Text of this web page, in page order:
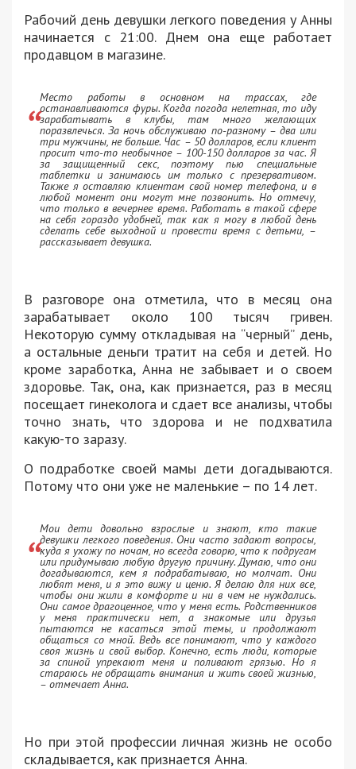
Рабочий день девушки легкого поведения у Анны
начинается с 21:00. Днем она еще работает
продавцом в магазине.
Место работы в основном на трассах, где
останавливаются фуры. Когда погода нелетная, то иду
зарабатывать в клубы, там много желающих
поразвлечься. За ночь обслуживаю по-разному – два или
три мужчины, не больше. Час – 50 долларов, если клиент
просит что-то необычное – 100-150 долларов за час. Я
за защищенный секс, поэтому пью специальные
таблетки и занимаюсь им только с презервативом.
Также я оставляю клиентам свой номер телефона, и в
любой момент они могут мне позвонить. Но отмечу,
что только в вечернее время. Работать в такой сфере
на себя гораздо удобней, так как я могу в любой день
сделать себе выходной и провести время с детьми, –
рассказывает девушка.
В разговоре она отметила, что в месяц она
зарабатывает около 100 тысяч гривен.
Некоторую сумму откладывая на “черный” день,
а остальные деньги тратит на себя и детей. Но
кроме заработка, Анна не забывает и о своем
здоровье. Так, она, как признается, раз в месяц
посещает гинеколога и сдает все анализы, чтобы
точно знать, что здорова и не подхватила
какую-то заразу.
О подработке своей мамы дети догадываются.
Потому что они уже не маленькие – по 14 лет.
Мои дети довольно взрослые и знают, кто такие
девушки легкого поведения. Они часто задают вопросы,
куда я ухожу по ночам, но всегда говорю, что к подругам
или придумываю любую другую причину. Думаю, что они
догадываются, кем я подрабатываю, но молчат. Они
любят меня, и я это вижу и ценю. Я делаю для них все,
чтобы они жили в комфорте и ни в чем не нуждались.
Они самое драгоценное, что у меня есть. Родственников
у меня практически нет, а знакомые или друзья
пытаются не касаться этой темы, и продолжают
общаться со мной. Ведь все понимают, что у каждого
своя жизнь и свой выбор. Конечно, есть люди, которые
за спиной упрекают меня и поливают грязью. Но я
стараюсь не обращать внимания и жить своей жизнью,
– отмечает Анна.
Но при этой профессии личная жизнь не особо
складывается, как признается Анна.